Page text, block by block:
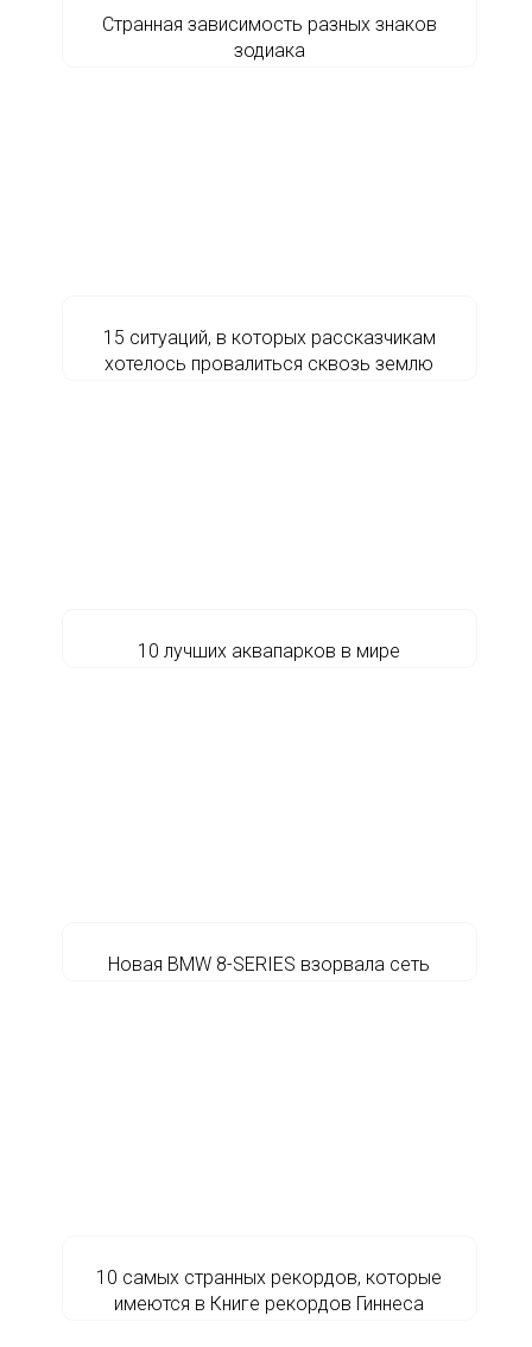
Странная зависимость разных знаков
зодиака
15 ситуаций, в которых рассказчикам
хотелось провалиться сквозь землю
10 лучших аквапарков в мире
Новая BMW 8-SERIES взорвала сеть
10 самых странных рекордов, которые
имеются в Книге рекордов Гиннеса